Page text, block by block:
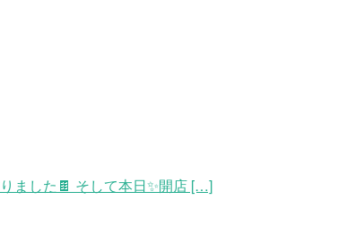
ました🍫 そして本日✨開店 […]